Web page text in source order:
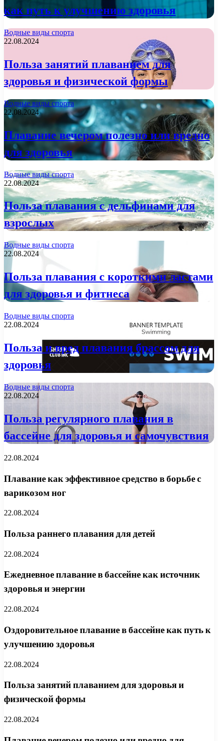
как путь к улучшению здоровья
Водные виды спорта
22.08.2024
Польза занятий плаванием для
здоровья и физической формы
Водные виды спорта
22.08.2024
Плавание вечером полезно или вредно
для здоровья
Водные виды спорта
22.08.2024
Польза плавания с дельфинами для
взрослых
Водные виды спорта
22.08.2024
Польза плавания с короткими ластами
для здоровья и фитнеса
Водные виды спорта
22.08.2024
Польза и вред плавания брассом для
здоровья
Водные виды спорта
22.08.2024
Польза регулярного плавания в
бассейне для здоровья и самочувствия
22.08.2024
Плавание как эффективное средство в борьбе с
варикозом ног
22.08.2024
Польза раннего плавания для детей
22.08.2024
Ежедневное плавание в бассейне как источник
здоровья и энергии
22.08.2024
Оздоровительное плавание в бассейне как путь к
улучшению здоровья
22.08.2024
Польза занятий плаванием для здоровья и
физической формы
22.08.2024